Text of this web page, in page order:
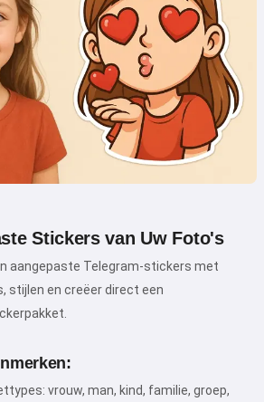
Stickers van Uw Foto's
aangepaste Telegram-stickers met
stijlen en creëer direct een
vrouw, man, kind, familie, groep,